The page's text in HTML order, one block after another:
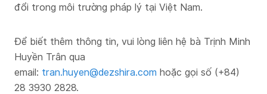
đổi trong môi trường pháp lý tại Việt Nam.
Để biết thêm thông tin, vui lòng liên hệ bà Trịnh Minh
Huyền Trân qua
email: tran.huyen@dezshira.com hoặc gọi số (+84)
28 3930 2828.